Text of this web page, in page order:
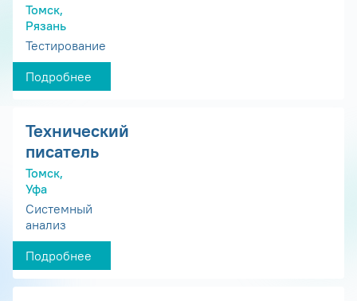
Томск,
Рязань
Тестирование
Подробнее
Технический
писатель
Томск,
Уфа
Системный
анализ
Подробнее